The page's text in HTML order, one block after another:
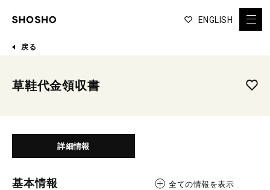
ENGLISH
戻る
草鞋代金領収書
詳細情報
基本情報 全ての情報を表示